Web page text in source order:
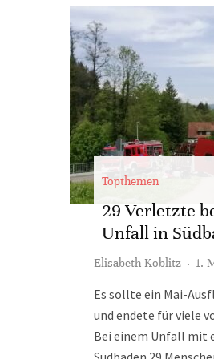
Topthemen
29 Verletzte
Unfall in
Elisabeth Koblitz · 1.
Es sollte ein Mai-
und endete für viele
Bei einem Unfall mit